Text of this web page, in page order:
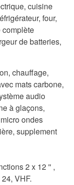
cuisine
four,
de batteries,
chauffage,
mats carbone,
audio
à glaçons,
ondes
supplement
2 x 12 '' ,
VHF.